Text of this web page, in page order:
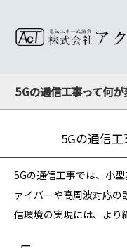
5Gの通信工事って何が
5Gの通信
5Gの通信工事では、小
ァイバーや高周波対応
信環境の実現には、より